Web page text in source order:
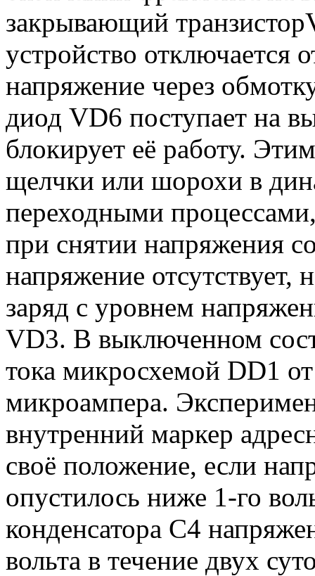
закрывающий
устройство отключается
напряжение через
диод VD6 поступает на
блокирует её работу.
щелчки или шорохи в
переходными
при снятии напряжения
напряжение отсутствует,
заряд с уровнем
VD3. В выключенном
тока микросхемой DD1
микроампера.
внутренний маркер
своё положение, если
опустилось ниже 1-го
конденсатора С4
вольта в течение двух